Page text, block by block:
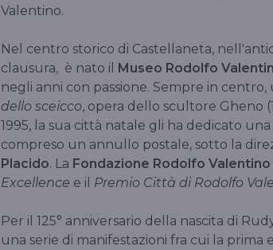
Valentino.
Nel centro storico di Castellaneta,
clausura, è nato il Museo Rodolfo
negli anni con passione. Sempre in
dello sceicco, opera dello scultore Gheno
1995, la sua città natale gli ha dedicato
compreso un annullo postale, sotto la
Placido. La Fondazione Rodolfo Valentino
Excellence e il Premio Città di Rodolfo
Per il 125° anniversario della nascita di
una serie di manifestazioni fra cui la prima